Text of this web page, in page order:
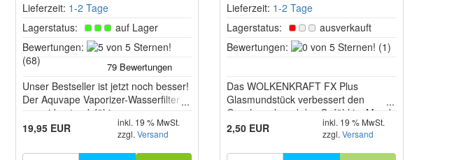
Lieferzeit: 1-2 Tage
Lagerstatus:
auf Lager
Bewertungen:
5
5
Sternen!
(68)
Unser Bestseller ist jetzt noch besser!
Der Aquvape Vaporizer-Wasserfilter
aus widerstandsfähigem
Borosilikatglas sorgt für eine noch
schonendere Inhalation mit den
verschiedenen Verdampfern.
19,95 EUR
inkl. 19 % MwSt.
zzgl.Versand
Lieferzeit: 1-2 Tage
Lagerstatus:
ausverkauft
Bewertungen:
0(1)
Das WOLKENKRAFT FX Plus
Glasmundstück verbessert den
Geschmack und das Gefühl im Mund
beim Inhalieren. Es ist aus stabilem
Boroslikatglas gefertigt.
2,50 EUR
inkl. 19 % MwSt.
zzgl. Versand